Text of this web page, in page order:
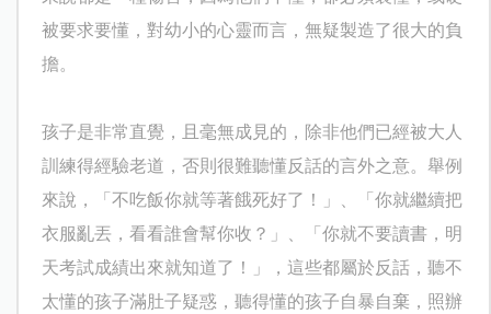
被要求要懂，對幼小的心靈而言，無疑製造了很大的負
擔。
孩子是非常直覺，且毫無成見的，除非他們已經被大人
訓練得經驗老道，否則很難聽懂反話的言外之意。舉例
來說，「不吃飯你就等著餓死好了！」、「你就繼續把
衣服亂丟，看看誰會幫你收？」、「你就不要讀書，明
天考試成績出來就知道了！」，這些都屬於反話，聽不
太懂的孩子滿肚子疑惑，聽得懂的孩子自暴自棄，照辦